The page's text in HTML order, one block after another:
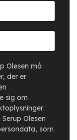
Olesen må
der er
sig om
Olesen
som